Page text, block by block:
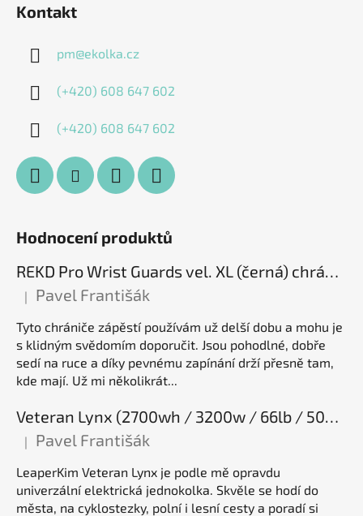
Kontakt
pm@ekolka.cz
(+420) 608 647 602
(+420) 608 647 602
Hodnocení produktů
REKD Pro Wrist Guards vel. XL (černá) chrániče zápěstí
Hodnocení produktu je 5 z 5 hvězdiček.
| Pavel Františák
Tyto chrániče zápěstí používám už delší dobu a mohu je
s klidným svědomím doporučit. Jsou pohodlné, dobře
sedí na ruce a díky pevnému zapínání drží přesně tam,
kde mají. Už mi několikrát...
Veteran Lynx (2700wh / 3200w / 66lb / 50E), elektrická jednokolka
Hodnocení produktu je 5 z 5 hvězdiček.
| Pavel Františák
LeaperKim Veteran Lynx je podle mě opravdu
univerzální elektrická jednokolka. Skvěle se hodí do
města, na cyklostezky, polní i lesní cesty a poradí si